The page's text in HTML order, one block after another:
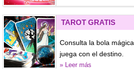
TAROT GRATIS
Consulta la bola
juega con el destino.
» Leer más